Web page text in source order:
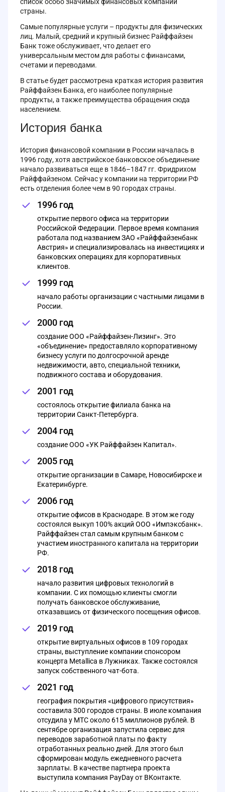
страны.
Самые популярные услуги – продукты для физических
лиц. Малый, средний и крупный бизнес Райффайзен
Банк тоже обслуживает, что делает его
универсальным местом для работы с финансами,
счетами и переводами.
В статье будет рассмотрена краткая история развития
Райффайзен Банка, его наиболее популярные
продукты, а также преимущества обращения сюда
населением.
История банка
История финансовой компании в России началась в
1996 году, хотя австрийское банковское объединение
начало развиваться еще в 1846–1847 гг. Фридрихом
Райффайзеном. Сейчас у компании на территории РФ
есть отделения более чем в 90 городах страны.
1996 год
открытие первого офиса на территории
Российской Федерации. Первое время компания
работала под названием ЗАО «Райффайзенбанк
Австрия» и специализировалась на инвестициях и
банковских операциях для корпоративных
клиентов.
1999 год
начало работы организации с частными лицами в
России.
2000 год
создание ООО «Райффайзен-Лизинг». Это
«объединение» предоставляло корпоративному
бизнесу услуги по долгосрочной аренде
недвижимости, авто, специальной техники,
подвижного состава и оборудования.
2001 год
состоялось открытие филиала банка на
территории Санкт-Петербурга.
2004 год
создание ООО «УК Райффайзен Капитал».
2005 год
открытие организации в Самаре, Новосибирске и
Екатеринбурге.
2006 год
открытие офисов в Краснодаре. В этом же году
состоялся выкуп 100% акций ООО «Импэксбанк».
Райффайзен стал самым крупным банком с
участием иностранного капитала на территории
РФ.
2018 год
начало развития цифровых технологий в
компании. С их помощью клиенты смогли
получать банковское обслуживание,
отказавшись от физического посещения офисов.
2019 год
открытие виртуальных офисов в 109 городах
страны, выступление компании спонсором
концерта Metallica в Лужниках. Также состоялся
запуск собственного чат-бота.
2021 год
география покрытия «цифрового присутствия»
составила 300 городов страны. В июле компания
отсудила у МТС около 615 миллионов рублей. В
сентябре организация запустила сервис для
переводов заработной платы по факту
отработанных реально дней. Для этого был
сформирован модуль ежедневного расчета
зарплаты. В качестве партнера проекта
выступила компания PayDay от ВКонтакте.